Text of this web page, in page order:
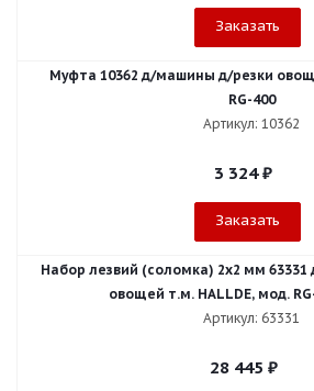
Заказать
Муфта 10362 д/машины д/резки
RG-400
Артикул: 10362
3 324₽
Заказать
Набор лезвий (соломка) 2х2 мм
овощей т.м. HALLDE, мод.
Артикул: 63331
28 445 ₽